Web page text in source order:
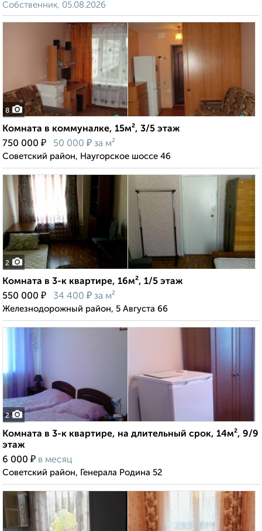
Собственник, 05.08.2026
8
Комната в коммуналке, 15м², 3/5 этаж
750 000 ₽ 50 000 ₽ за м²
Советский район, Наугорское шоссе 46
2
Комната в 3-к квартире, 16м², 1/5 этаж
550 000 ₽ 34 400 ₽ за м²
Железнодорожный район, 5 Августа 66
2
Комната в 3-к квартире, на длительный срок, 14м², 9/9
этаж
6 000 ₽ в месяц
Советский район, Генерала Родина 52